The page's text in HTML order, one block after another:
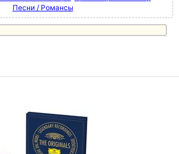
Песни / Романсы